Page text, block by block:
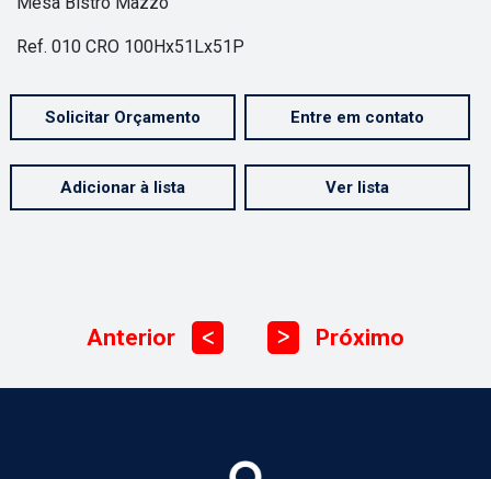
Ref. 010 CRO 100Hx51Lx51P
Solicitar Orçamento Entre em contato
Adicionar à lista Ver lista
Anterior ᐳ ᐳ Próximo